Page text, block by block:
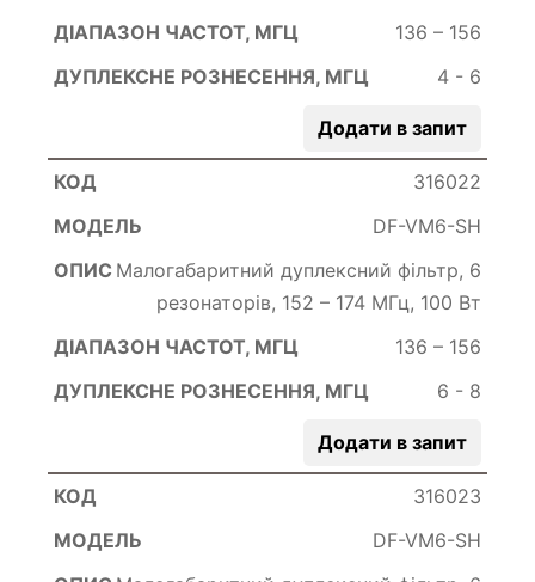
136 – 156
4 - 6
Додати в запит
316022
DF-VM6-SH
Малогабаритний дуплексний фільтр, 6
резонаторів, 152 – 174 МГц, 100 Вт
136 – 156
6 - 8
Додати в запит
316023
DF-VM6-SH